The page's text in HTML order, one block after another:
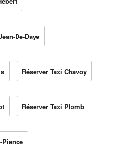
De-Daye
Réserver Taxi Chavoy
Réserver Taxi Plomb
Pience